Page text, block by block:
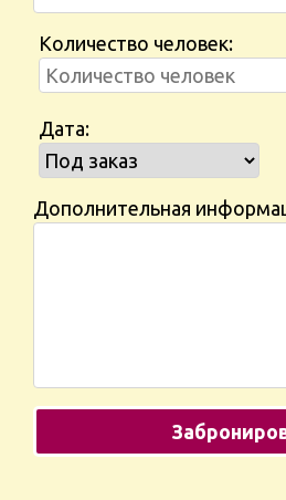
Количество человек:
Дата:
Дополнительная